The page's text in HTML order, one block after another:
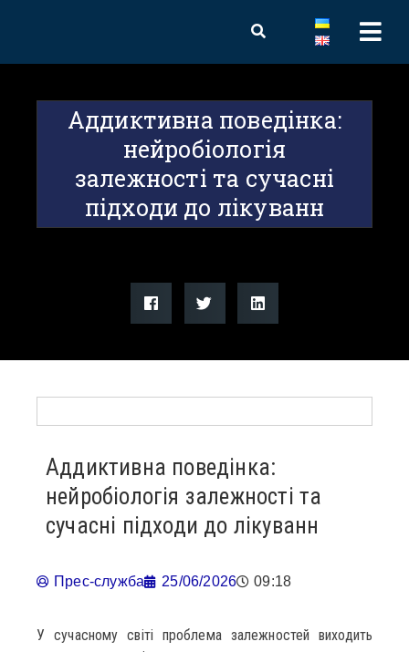
Аддиктивна поведінка:
нейробіологія
залежності та сучасні
підходи до лікуванн
Аддиктивна поведінка:
нейробіологія залежності та
сучасні підходи до лікуванн
Прес-служба 25/06/2026 09:18
У сучасному світі проблема залежностей виходить